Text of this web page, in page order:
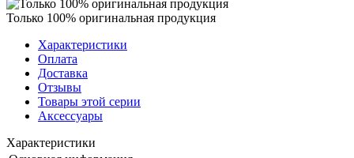
Только 100% оригинальная продукция
Характеристики
Оплата
Доставка
Отзывы
Товары этой серии
Аксессуары
Характеристики